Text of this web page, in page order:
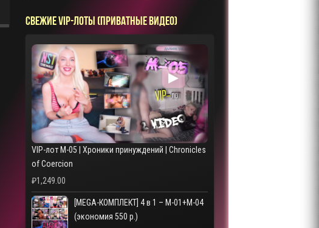
СВЕЖИЕ VIP-ЛОТЫ (ПРИВАТНЫЕ ВИДЕО)
▶
VIP-лот M-05 | Хроники принуждений | Chronicles
of Coercion
₽1,249.00
[MEGA-КОМПЛЕКТ] 4 в 1 – M-01+M-04
(экономия 550 р.)